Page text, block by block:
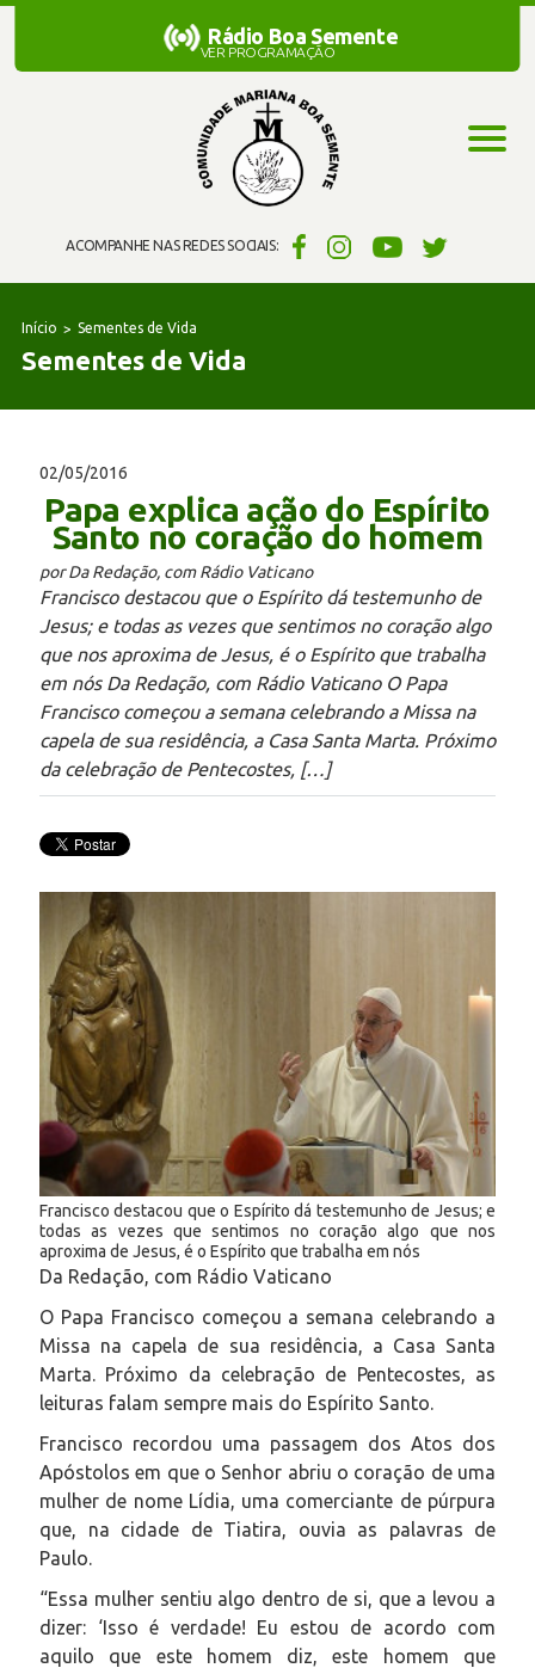
ACOMPANHE NAS REDES SOCIAIS:
Rádio Boa Semente
Rádio Boa Semente
VER PROGRAMAÇÃO
Início Sementes de Vida
Sementes de Vida
02/05/2016
Papa explica ação do Espírito
Santo no coração do homem
por Da Redação, com Rádio Vaticano
Francisco destacou que o Espírito dá testemunho de
Jesus; e todas as vezes que sentimos no coração algo
que nos aproxima de Jesus, é o Espírito que trabalha
em nós Da Redação, com Rádio Vaticano O Papa
Francisco começou a semana celebrando a Missa na
capela de sua residência, a Casa Santa Marta. Próximo
da celebração de Pentecostes, […]
Francisco destacou que o Espírito dá testemunho de Jesus; e
todas as vezes que sentimos no coração algo que nos
aproxima de Jesus, é o Espírito que trabalha em nós
Da Redação, com Rádio Vaticano
O Papa Francisco começou a semana celebrando a
Missa na capela de sua residência, a Casa Santa
Marta. Próximo da celebração de Pentecostes, as
leituras falam sempre mais do Espírito Santo.
Francisco recordou uma passagem dos Atos dos
Apóstolos em que o Senhor abriu o coração de uma
mulher de nome Lídia, uma comerciante de púrpura
que, na cidade de Tiatira, ouvia as palavras de
Paulo.
“Essa mulher sentiu algo dentro de si, que a levou a
dizer: ‘Isso é verdade! Eu estou de acordo com
aquilo que este homem diz, este homem que